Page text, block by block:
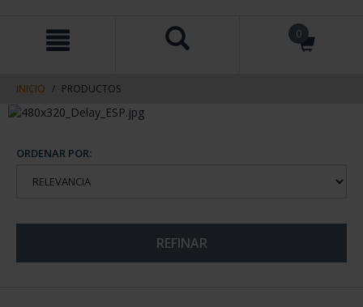
contenido
navegacin
0
INICIO PRODUCTOS
ORDENAR POR:
REFINAR